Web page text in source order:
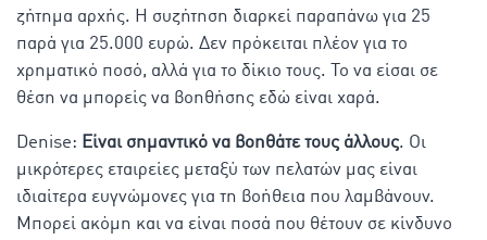
ζήτημα αρχής. Η συζήτηση διαρκεί παραπάνω για 25
παρά για 25.000 ευρώ. Δεν πρόκειται πλέον για το
χρηματικό ποσό, αλλά για το δίκιο τους. Το να είσαι σε
θέση να μπορείς να βοηθήσης εδώ είναι χαρά.
Denise: Είναι σημαντικό να βοηθάτε τους άλλους. Οι
μικρότερες εταιρείες μεταξύ των πελατών μας είναι
ιδιαίτερα ευγνώμονες για τη βοήθεια που λαμβάνουν.
Μπορεί ακόμη και να είναι ποσά που θέτουν σε κίνδυνο